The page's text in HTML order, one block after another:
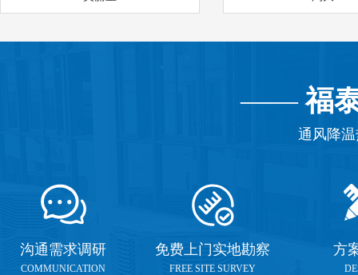
——福
通风降
沟通需求调研
COMMUNICATION
免费上门实地勘察
FREE SITE SURVEY
方